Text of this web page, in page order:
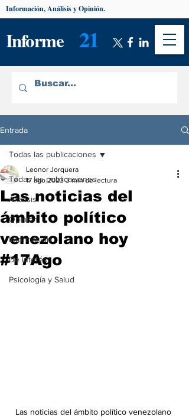
Informe 21
Información, Análisis y Opinión.
Entrada
Todas las publicaciones
Análisis
Opinión
Información
De interés
Psicología y Salud
Todas las publicaciones
Las noticias del
ámbito político
venezolano hoy
#17Ago
Leonor Jorquera
17 ago 2023 3 min de lectura
Las noticias del ámbito político venezolano